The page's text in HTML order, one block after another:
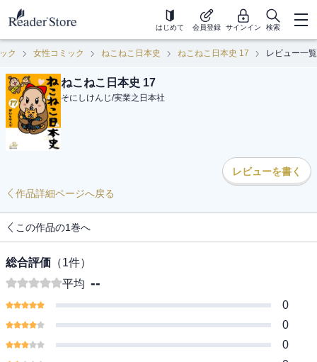
はじめて 会員登録 サインイン 検索
ク 女性コミック ねこねこ日本史 ねこねこ日本史 17 レビュー一覧
ねこねこ日本史 17
そにしけんじ/実業之日本社
レビューを書く
作品詳細ページへ戻る
この作品の1巻へ
総合評価 （1件）
平均 --
0
0
0